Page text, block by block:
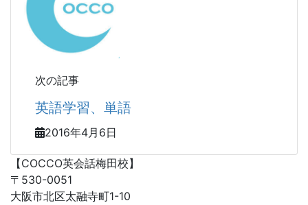
次の記事
英語学習、単語
2016年4月6日
【COCCO英会話梅田校】
〒530-0051
大阪市北区太融寺町1-10